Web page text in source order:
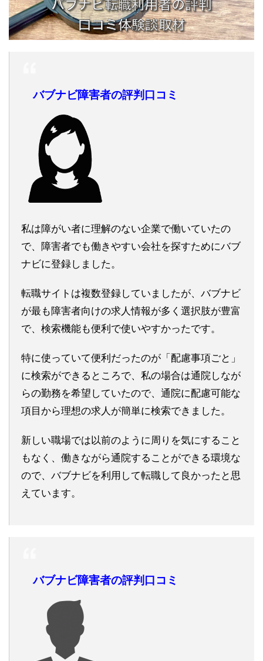
バブナビ障害者の評判口コミ
私は障がい者に理解のない企業で働いていたの
で、障害者でも働きやすい会社を探すためにバブ
ナビに登録しました。
転職サイトは複数登録していましたが、バブナビ
が最も障害者向けの求人情報が多く選択肢が豊富
で、検索機能も便利で使いやすかったです。
特に使っていて便利だったのが「配慮事項ごと」
に検索ができるところで、私の場合は通院しなが
らの勤務を希望していたので、通院に配慮可能な
項目から理想の求人が簡単に検索できました。
新しい職場では以前のように周りを気にすること
もなく、働きながら通院することができる環境な
ので、バブナビを利用して転職して良かったと思
えています。
バブナビ障害者の評判口コミ